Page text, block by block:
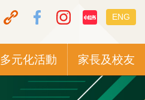
switcher
ENG
多元化活動 家長及校友